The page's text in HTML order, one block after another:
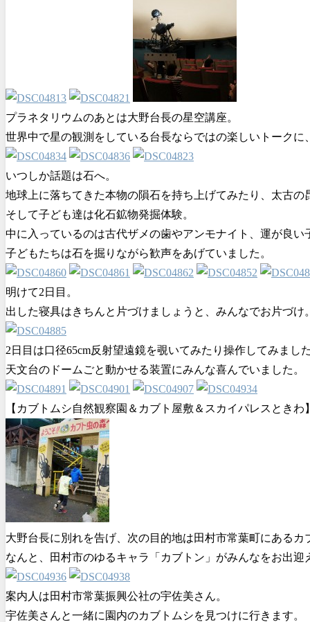
プラネタリウムのあとは大野台長の星空講座。
世界中で星の観測をしている台長ならではの楽しいトーク
いつしか話題は石へ。
地球上に落ちてきた本物の隕石を持ち上げてみたり、太古
そして子ども達は化石鉱物発掘体験。
中に入っているのは古代ザメの歯やアンモナイト、運が良
子どもたちは石を掘りながら歓声をあげていました。
明けて2日目。
出した寝具はきちんと片づけましょうと、みんなでお片づけ
2日目は口径65cm反射望遠鏡を覗いてみたり操作してみまし
天文台のドームごと動かせる装置にみんな喜んでいました。
【カブトムシ自然観察園＆カブト屋敷＆スカイパレスときわ
大野台長に別れを告げ、次の目的地は田村市常葉町にあるカ
なんと、田村市のゆるキャラ「カブトン」がみんなをお出迎
案内人は田村市常葉振興公社の宇佐美さん。
宇佐美さんと一緒に園内のカブトムシを見つけに行きます。